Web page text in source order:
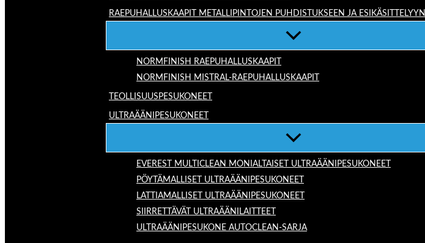
RAEPUHALLUSKAAPIT METALLIPINTOJEN PUHDISTUKSEEN JA ESIKÄSITTELYYN
NORMFINISH RAEPUHALLUSKAAPIT
NORMFINISH MISTRAL-RAEPUHALLUSKAAPIT
TEOLLISUUSPESUKONEET
ULTRAÄÄNIPESUKONEET
EVEREST MULTICLEAN MONIALTAISET ULTRAÄÄNIPESUKONEET
PÖYTÄMALLISET ULTRAÄÄNIPESUKONEET
LATTIAMALLISET ULTRAÄÄNIPESUKONEET
SIIRRETTÄVÄT ULTRAÄÄNILAITTEET
ULTRAÄÄNIPESUKONE AUTOCLEAN-SARJA